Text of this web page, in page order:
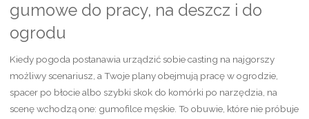
kalorie,
tłuszcz
gumowe do pracy, na deszcz i do
ogrodu
Kiedy pogoda postanawia urządzić sobie casting na najgorszy
możliwy scenariusz, a Twoje plany obejmują pracę w ogrodzie,
spacer po błocie albo szybki skok do komórki po narzędzia, na
scenę wchodzą one: gumofilce męskie. To obuwie, które nie próbuje